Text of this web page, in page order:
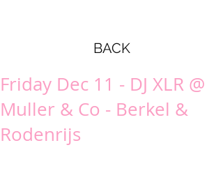
BACK
Friday Dec 11 - DJ XLR @
Muller & Co - Berkel &
Rodenrijs